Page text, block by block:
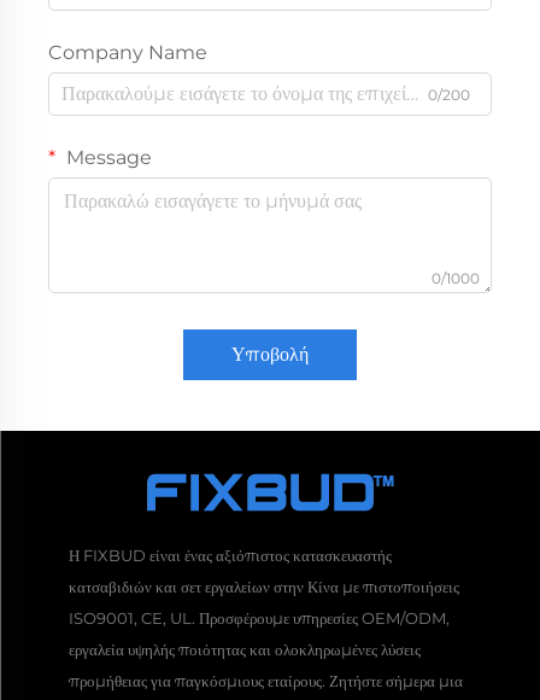
Company Name
0/200
Message
0/1000
Υποβολή
Η FIXBUD είναι ένας αξιόπιστος κατασκευαστής
κατσαβιδιών και σετ εργαλείων στην Κίνα με πιστοποιήσεις
ISO9001, CE, UL. Προσφέρουμε υπηρεσίες OEM/ODM,
εργαλεία υψηλής ποιότητας και ολοκληρωμένες λύσεις
προμήθειας για παγκόσμιους εταίρους. Ζητήστε σήμερα μια